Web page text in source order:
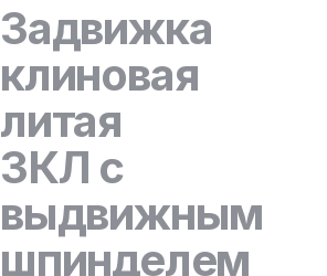
Задвижка
клиновая
литая
ЗКЛ с
выдвижным
шпинделем